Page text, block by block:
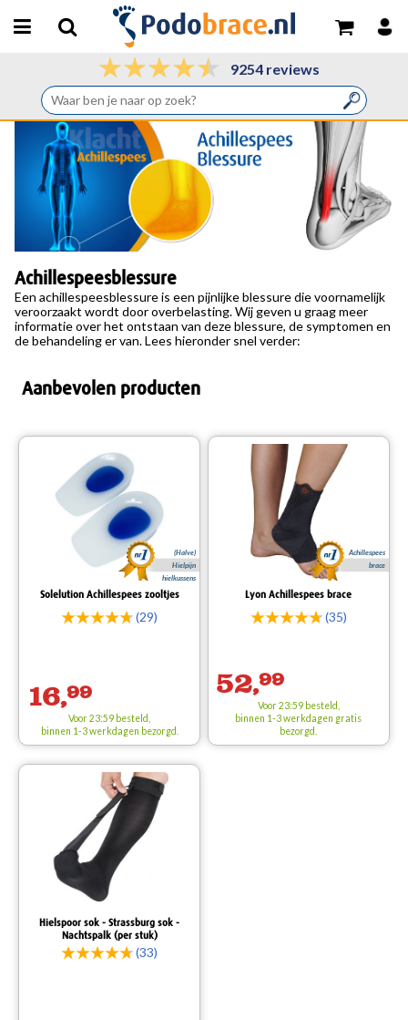
9254 reviews
Achillespeesblessure
Een achillespeesblessure is een pijnlijke blessure die voornamelijk
veroorzaakt wordt door overbelasting. Wij geven u graag meer
informatie over het ontstaan van deze blessure, de symptomen en
de behandeling er van. Lees hieronder snel verder:
Aanbevolen producten
(Halve)
Hielpijn
hielkussens
Solelution Achillespees zooltjes
(29)
16,99
Voor 23:59 besteld,
binnen 1-3 werkdagen bezorgd.
Achillespees
brace
Lyon Achillespees brace
(35)
52,99
Voor 23:59 besteld,
binnen 1-3 werkdagen gratis
bezorgd.
Hielspoor sok - Strassburg sok -
Nachtspalk (per stuk)
(33)